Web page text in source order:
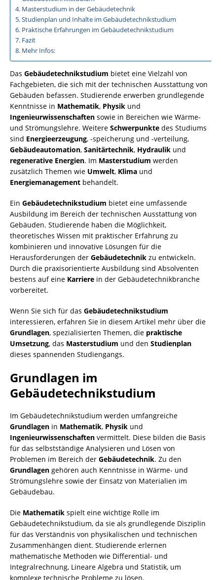
Masterstudium in der Gebäudetechnik
Studienplan und Inhalte im Gebäudetechnikstudium
Praktische Erfahrungen im Gebäudetechnikstudium
Fazit
Mehr Infos:
Das Gebäudetechnikstudium bietet eine Vielzahl von
Fachgebieten, die sich mit der technischen Ausstattung von
Gebäuden befassen. Studierende erwerben grundlegende
Kenntnisse in Mathematik, Physik und
Ingenieurwissenschaften sowie in Bereichen wie Wärme-
und Strömungslehre. Weitere Schwerpunkte des Studiums
sind Energieerzeugung, -speicherung und -verteilung,
Gebäudeautomation, Sanitärtechnik, Hydraulik und
regenerative Energien. Im Masterstudium werden
zusätzlich Themen wie Umwelt, Klima und
Energiemanagement behandelt.
Ein Gebäudetechnikstudium bietet eine umfassende
Ausbildung im Bereich der technischen Ausstattung von
Gebäuden. Studierende haben die Möglichkeit,
theoretisches Wissen mit praktischer Erfahrung zu
kombinieren und innovative Lösungen für die
Herausforderungen der Gebäudetechnik zu entwickeln.
Durch die praxisorientierte Ausbildung sind Absolventen
bestens auf eine Karriere in der Gebäudetechnikbranche
vorbereitet.
Wenn Sie sich für das Gebäudetechnikstudium
interessieren, erfahren Sie in diesem Artikel mehr über die
Grundlagen, spezialisierten Themen, die praktische
Umsetzung, das Masterstudium und den Studienplan
dieses spannenden Studiengangs.
Grundlagen im
Gebäudetechnikstudium
Im Gebäudetechnikstudium werden umfangreiche
Grundlagen in Mathematik, Physik und
Ingenieurwissenschaften vermittelt. Diese bilden die Basis
für das selbstständige Analysieren und Lösen von
Problemen im Bereich der Gebäudetechnik. Zu den
Grundlagen gehören auch Kenntnisse in Wärme- und
Strömungslehre sowie der Einsatz von Materialien im
Gebäudebau.
Die Mathematik spielt eine wichtige Rolle im
Gebäudetechnikstudium, da sie als grundlegende Disziplin
für das Verständnis von physikalischen und technischen
Zusammenhängen dient. Studierende erlernen
mathematische Methoden wie Differential- und
Integralrechnung, Lineare Algebra und Statistik, um
komplexe technische Probleme zu lösen.